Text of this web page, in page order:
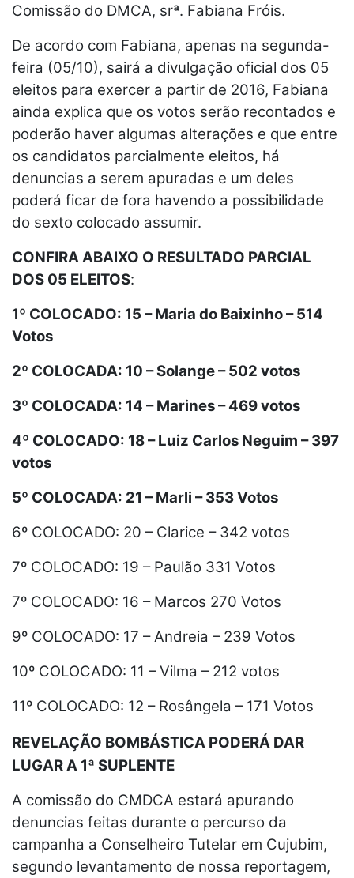
Comissão do DMCA, srª. Fabiana Fróis.
De acordo com Fabiana, apenas na segunda-
feira (05/10), sairá a divulgação oficial dos 05
eleitos para exercer a partir de 2016, Fabiana
ainda explica que os votos serão recontados e
poderão haver algumas alterações e que entre
os candidatos parcialmente eleitos, há
denuncias a serem apuradas e um deles
poderá ficar de fora havendo a possibilidade
do sexto colocado assumir.
CONFIRA ABAIXO O RESULTADO PARCIAL
DOS 05 ELEITOS:
1º COLOCADO: 15 – Maria do Baixinho – 514
Votos
2º COLOCADA: 10 – Solange – 502 votos
3º COLOCADA: 14 – Marines – 469 votos
4º COLOCADO: 18 – Luiz Carlos Neguim – 397
votos
5º COLOCADA: 21 – Marli – 353 Votos
6º COLOCADO: 20 – Clarice – 342 votos
7º COLOCADO: 19 – Paulão 331 Votos
7º COLOCADO: 16 – Marcos 270 Votos
9º COLOCADO: 17 – Andreia – 239 Votos
10º COLOCADO: 11 – Vilma – 212 votos
11º COLOCADO: 12 – Rosângela – 171 Votos
REVELAÇÃO BOMBÁSTICA PODERÁ DAR
LUGAR A 1ª SUPLENTE
A comissão do CMDCA estará apurando
denuncias feitas durante o percurso da
campanha a Conselheiro Tutelar em Cujubim,
segundo levantamento de nossa reportagem,